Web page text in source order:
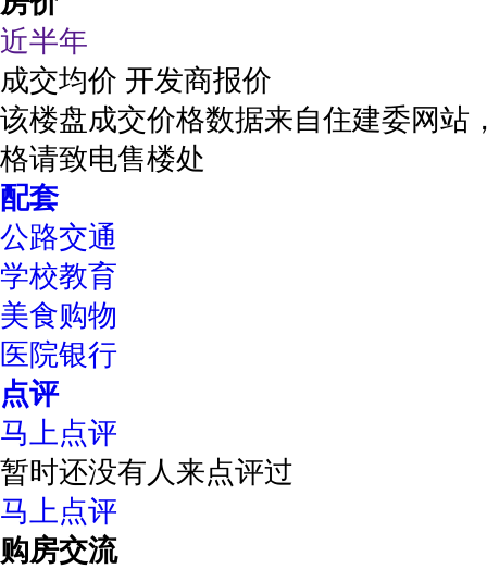
近半年
成交均价 开发商报价
该楼盘成交价格数据来自住建委网站
格请致电售楼处
配套
公路交通
学校教育
美食购物
医院银行
点评
马上点评
暂时还没有人来点评过
马上点评
购房交流